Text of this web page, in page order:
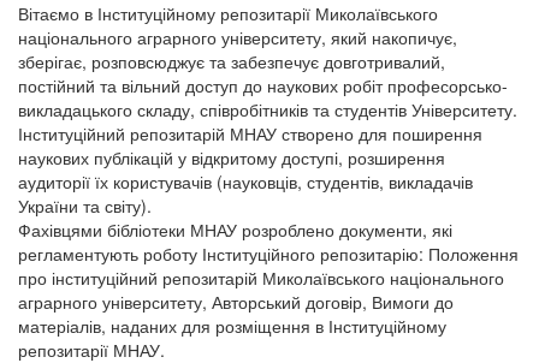
Вітаємо в Інституційному репозитарії Миколаївського
національного аграрного університету, який накопичує,
зберігає, розповсюджує та забезпечує довготривалий,
постійний та вільний доступ до наукових робіт професорсько-
викладацького складу, співробітників та студентів Університету.
Інституційний репозитарій МНАУ створено для поширення
наукових публікацій у відкритому доступі, розширення
аудиторії їх користувачів (науковців, студентів, викладачів
України та світу).
Фахівцями бібліотеки МНАУ розроблено документи, які
регламентують роботу Інституційного репозитарію: Положення
про інституційний репозитарій Миколаївського національного
аграрного університету, Авторський договір, Вимоги до
матеріалів, наданих для розміщення в Інституційному
репозитарії МНАУ.